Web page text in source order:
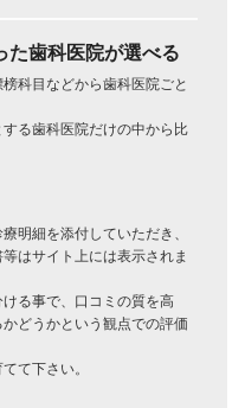
た歯科医院が選べる
科目などから歯科医院ごと
る歯科医院だけの中から比
明細を添付していただき、
はサイト上には表示されま
る事で、口コミの質を高
どうかという観点での評価
て下さい。